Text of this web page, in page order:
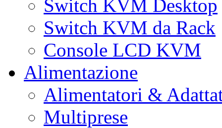
Switch KVM Desktop
Switch KVM da Rack
Console LCD KVM
Alimentazione
Alimentatori &
Multiprese